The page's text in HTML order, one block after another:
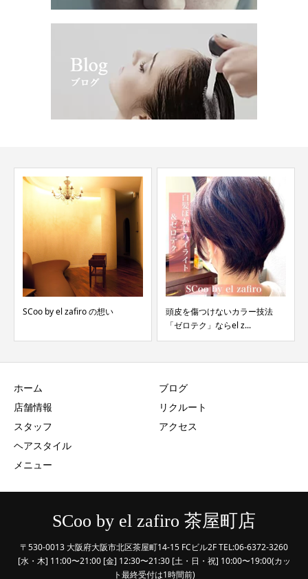
SCoo by el zafiro の想い
頭皮を傷つけないカラー技法
「ゼロテク」ならel z...
ホーム
店舗情報
スタッフ
ヘアスタイル
メニュー
ブログ
リクルート
アクセス
SCoo by el zafiro 茶屋町店
〒530-0013 大阪府大阪市北区茶屋町14-15 FCビル2F TEL:06-6372-3260
[水・木] 11:00〜21:00 [金] 12:30〜21:30 [土・日・祝] 10:00〜19:00(カッ
ト最終受付は1時間前)